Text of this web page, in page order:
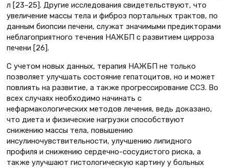
л [23–25]. Другие исследования свидетельствуют, что
увеличение массы тела и фиброз портальных трактов, по
данным биопсии печени, служат значимыми предикторами
неблагоприятного течения НАЖБП с развитием цирроза
печени [26].
С учетом новых данных, терапия НАЖБП не только
позволяет улучшать состояние гепатоцитов, но и может
повлиять на развитие, а также прогрессирование ССЗ. Во
всех случаях необходимо начинать с
нефармакологических методов лечения, ведь доказано,
что диета и физические нагрузки способствуют
снижению массы тела, повышению
инсулиночувствительности, улучшению липидного
профиля и снижению сердечно-сосудистого риска, а
также улучшают гистологическую картину у больных